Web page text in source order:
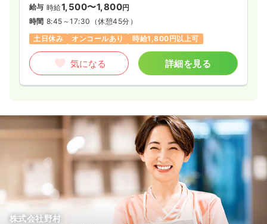
給与 時給1,500〜1,800円
時間 8:45～17:30 （休憩45分）
土日休み
オンコールあり 時給1,800円以上可
気になる 詳細を見る
株式会社野村